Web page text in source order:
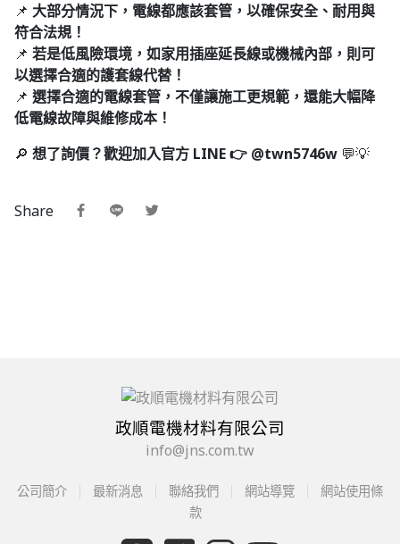
📌 大部分情況下，電線都應該套管，以確保安全、耐用與
符合法規！
📌 若是低風險環境，如家用插座延長線或機械內部，則可
以選擇合適的護套線代替！
📌 選擇合適的電線套管，不僅讓施工更規範，還能大幅降
低電線故障與維修成本！
🔎 想了詢價？歡迎加入官方 LINE 👉 @twn5746w 💬💡
Share
政順電機材料有限公司
info@jns.com.tw
公司簡介 最新消息 聯絡我們 網站導覽
網站使用條
款